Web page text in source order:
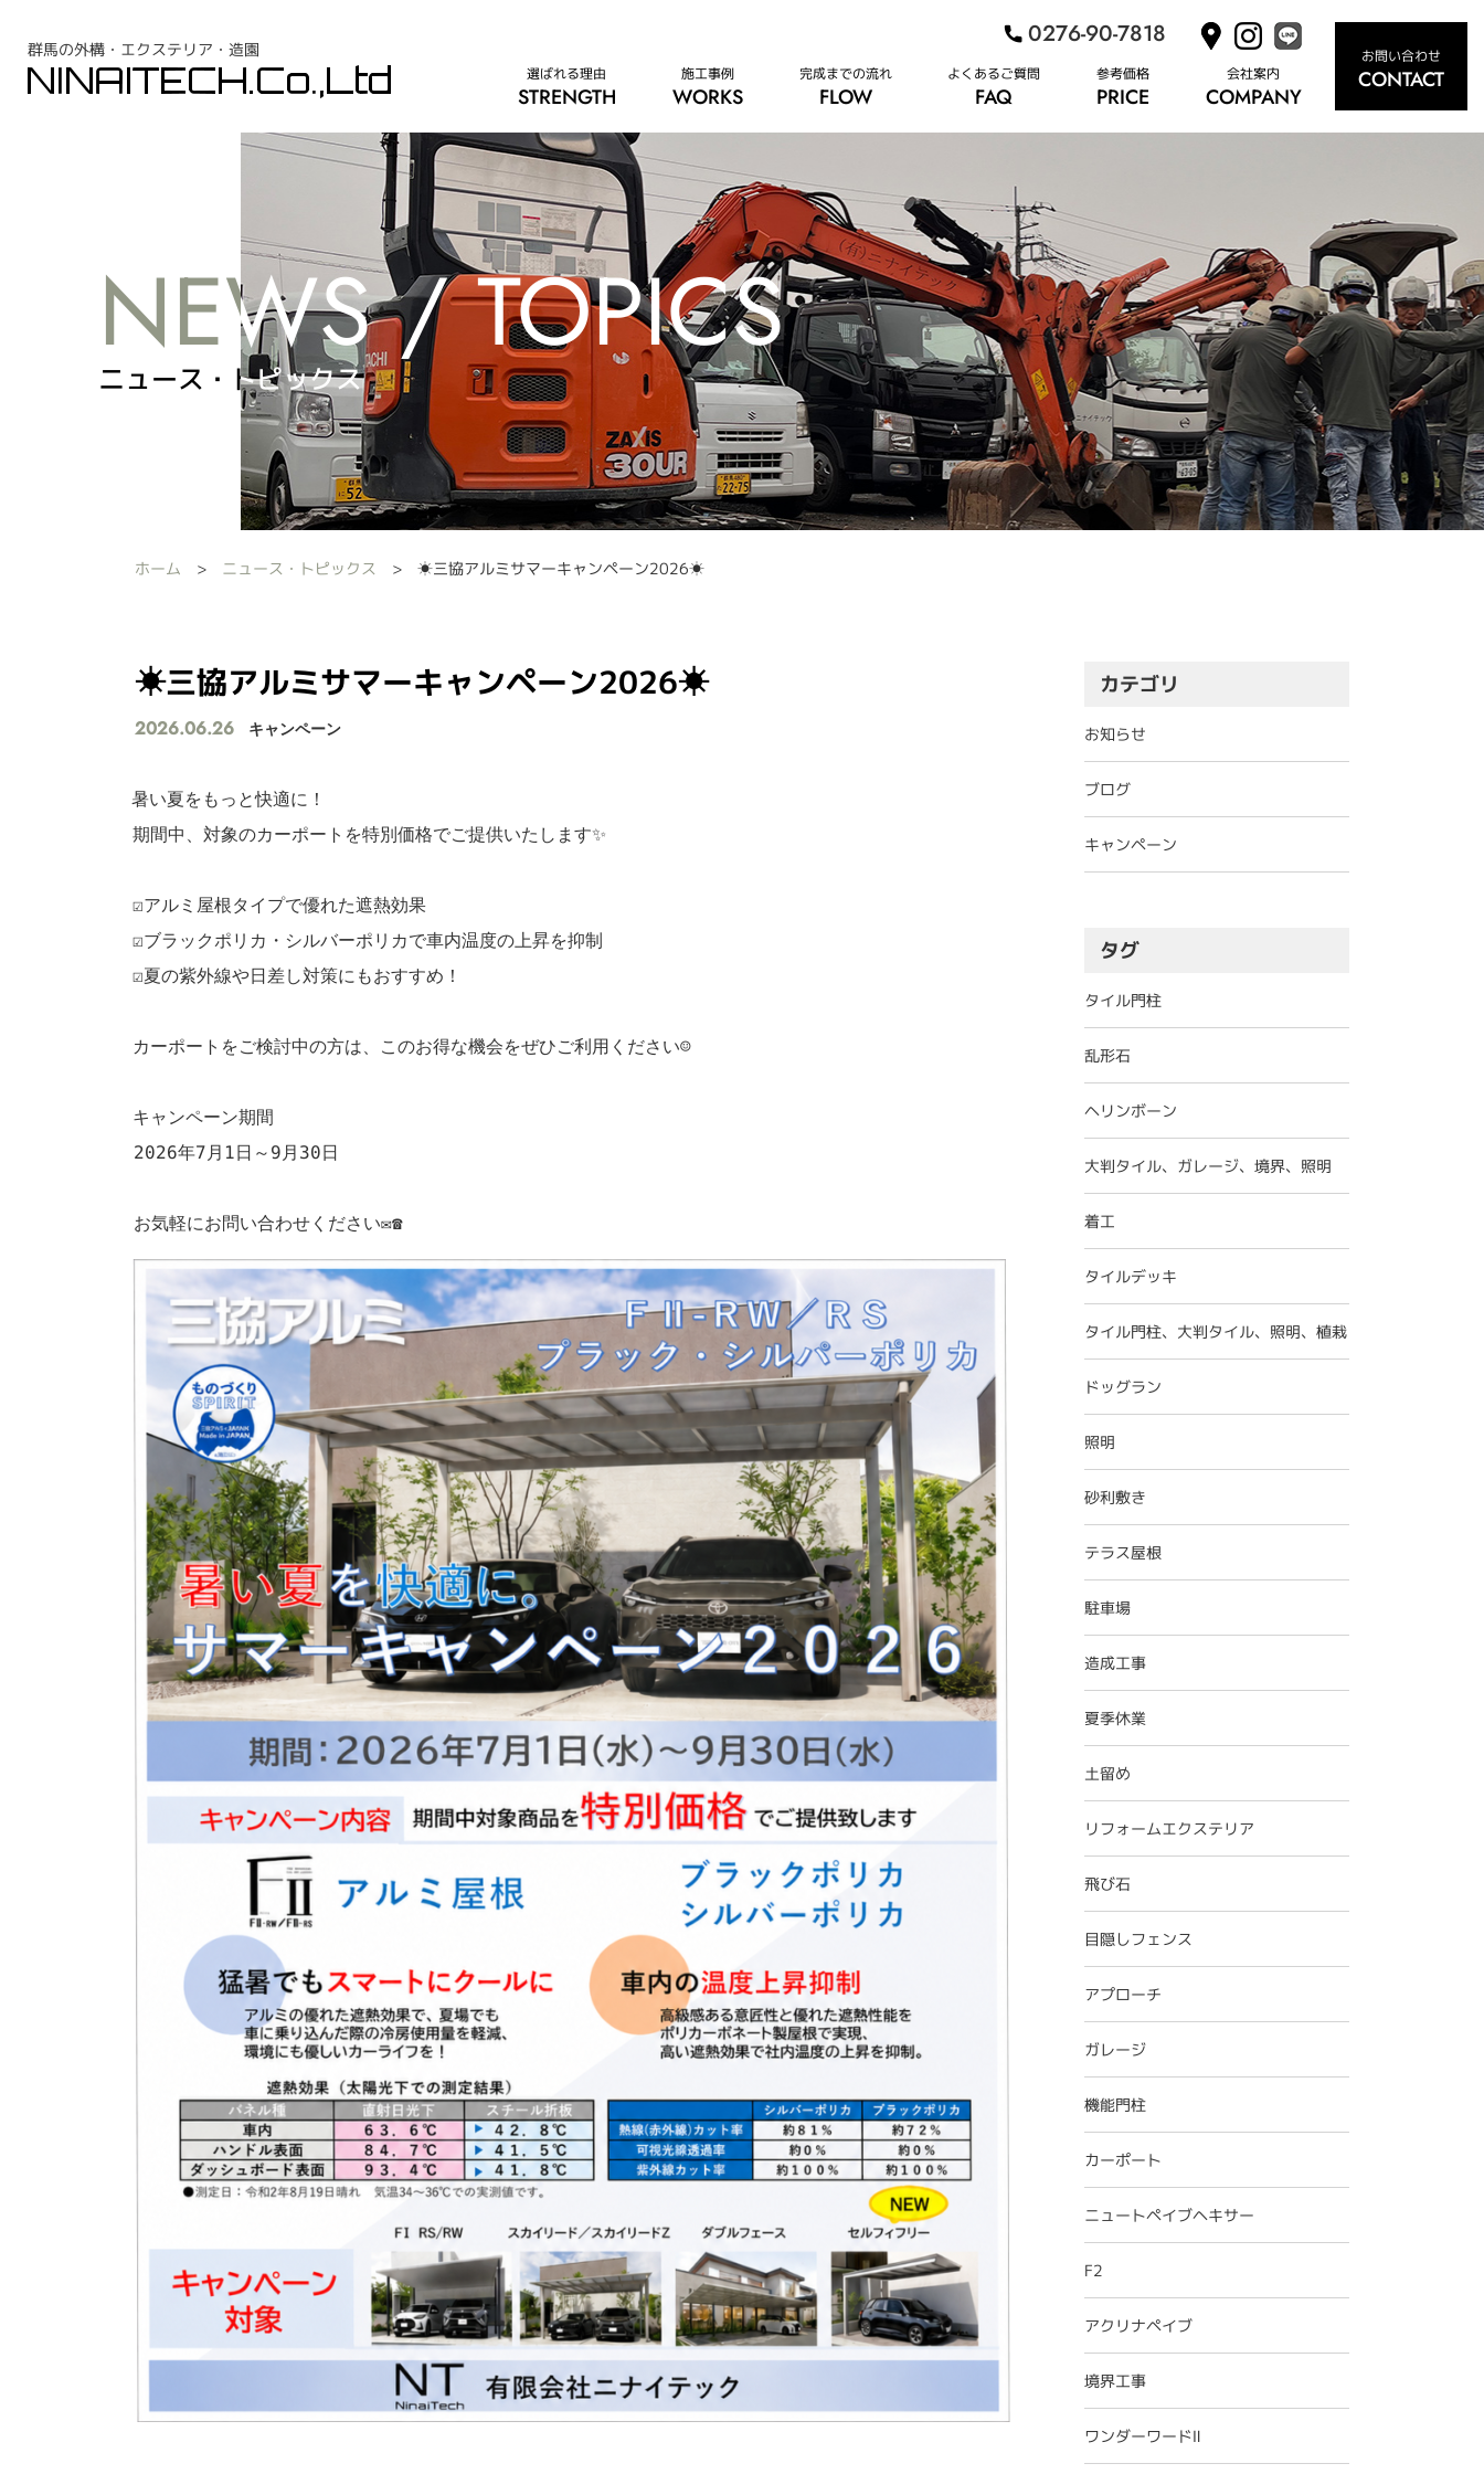
群馬の外構・エクステリア・造園 0276-90-7818
選ばれる理由 施工事例 完成までの流れ よくあるご質問 参考価格 会社案内
お問い合わせ
ニュース・トピックス
ニュース・トピックス
ホーム ニュース・トピックス ☀三協アルミサマーキャンペーン2026☀
☀三協アルミサマーキャンペーン2026☀
2026.06.26 キャンペーン
暑い夏をもっと快適に！
期間中、対象のカーポートを特別価格でご提供いたします✨
☑アルミ屋根タイプで優れた遮熱効果
☑ブラックポリカ・シルバーポリカで車内温度の上昇を抑制
☑夏の紫外線や日差し対策にもおすすめ！
カーポートをご検討中の方は、このお得な機会をぜひご利用ください☺
キャンペーン期間
2026年7月1日～9月30日
お気軽にお問い合わせください✉☎
カテゴリ
お知らせ
ブログ
キャンペーン
タグ
タイル門柱
乱形石
ヘリンボーン
大判タイル、ガレージ、境界、照明
着工
タイルデッキ
タイル門柱、大判タイル、照明、植栽
ドッグラン
照明
砂利敷き
テラス屋根
駐車場
造成工事
夏季休業
土留め
リフォームエクステリア
飛び石
目隠しフェンス
アプローチ
ガレージ
機能門柱
カーポート
ニュートペイブヘキサー
F2
アクリナペイブ
境界工事
ワンダーワードⅡ